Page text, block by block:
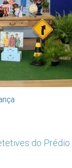
do Prédio